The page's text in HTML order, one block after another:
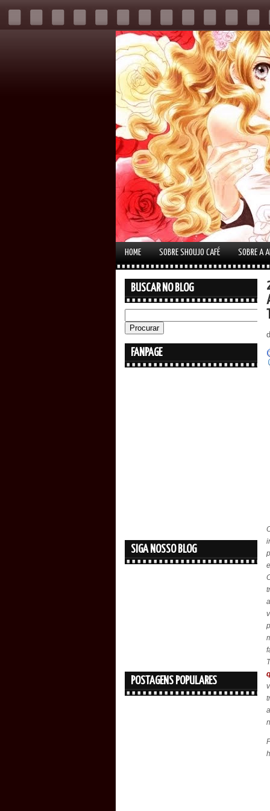
HOME SOBRE SHOUJO CAFÉ SOBRE A
BUSCAR NO BLOG
FANPAGE
SIGA NOSSO BLOG
POSTAGENS POPULARES